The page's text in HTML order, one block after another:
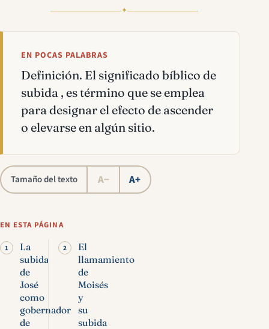
✦
EN POCAS PALABRAS
Definición. El significado bíblico de
subida , es término que se emplea
para designar el efecto de ascender
o elevarse en algún sitio.
Tamaño del texto A− A+
EN ESTA PÁGINA
La
subida
de
José
como
gobernador
de
El
llamamiento
de
Moisés
y
su
subida